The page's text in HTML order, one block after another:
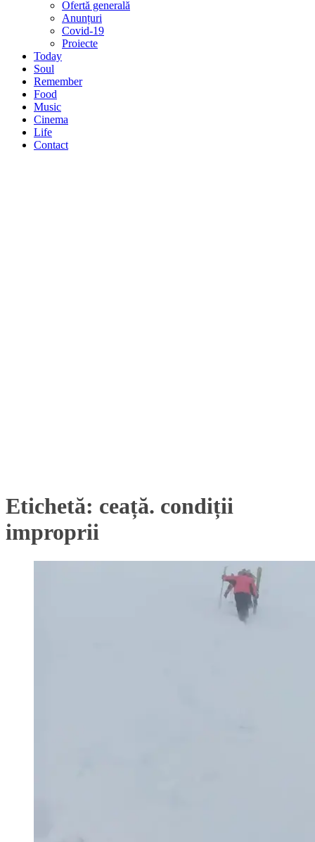
Ofertă generală
Anunțuri
Covid-19
Proiecte
Today
Soul
Remember
Food
Music
Cinema
Life
Contact
Etichetă: ceață. condiții
improprii